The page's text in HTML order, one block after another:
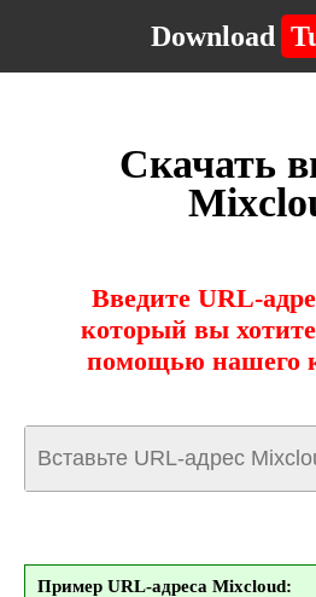
Download
Скачать
Введите URL-
который вы хотите
помощью нашего
Пример URL-адреса Mixcloud: